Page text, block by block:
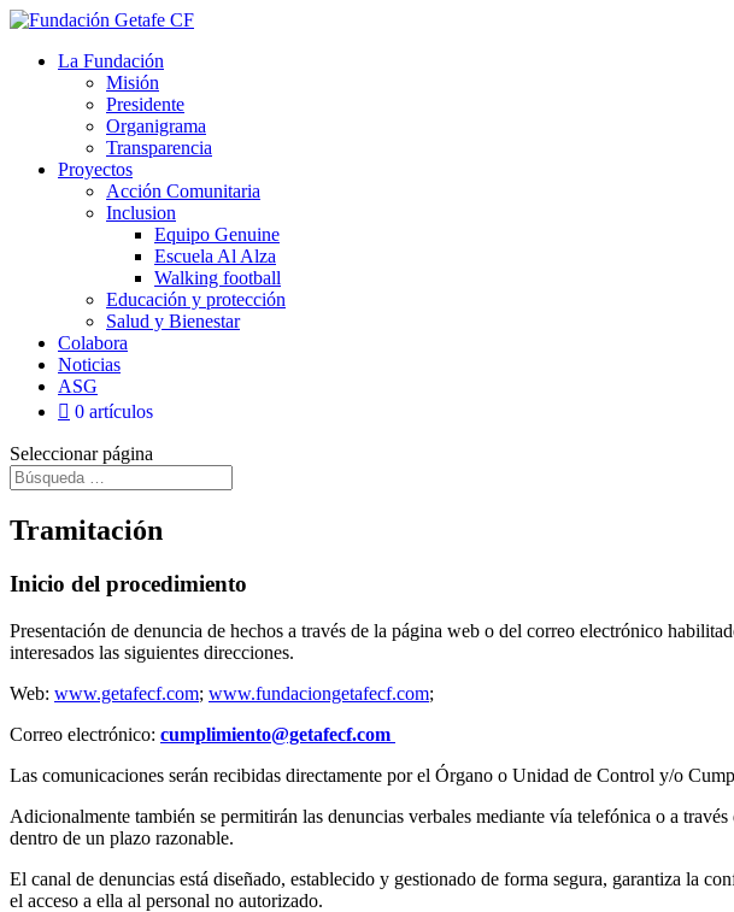
La Fundación
Misión
Presidente
Organigrama
Transparencia
Proyectos
Acción Comunitaria
Inclusion
Equipo Genuine
Escuela Al Alza
Walking football
Educación y protección
Salud y Bienestar
Colabora
Noticias
ASG
0 artículos
Seleccionar página
Tramitación
Inicio del procedimiento
Presentación de denuncia de hechos a través de la página web o del correo electrónico
interesados las siguientes direcciones.
Web: www.getafecf.com; www.fundaciongetafecf.com;
Correo electrónico: cumplimiento@getafecf.com
Las comunicaciones serán recibidas directamente por el Órgano o Unidad de Control y/o
Adicionalmente también se permitirán las denuncias verbales mediante vía telefónica o a
dentro de un plazo razonable.
El canal de denuncias está diseñado, establecido y gestionado de forma segura, garantiza la
el acceso a ella al personal no autorizado.